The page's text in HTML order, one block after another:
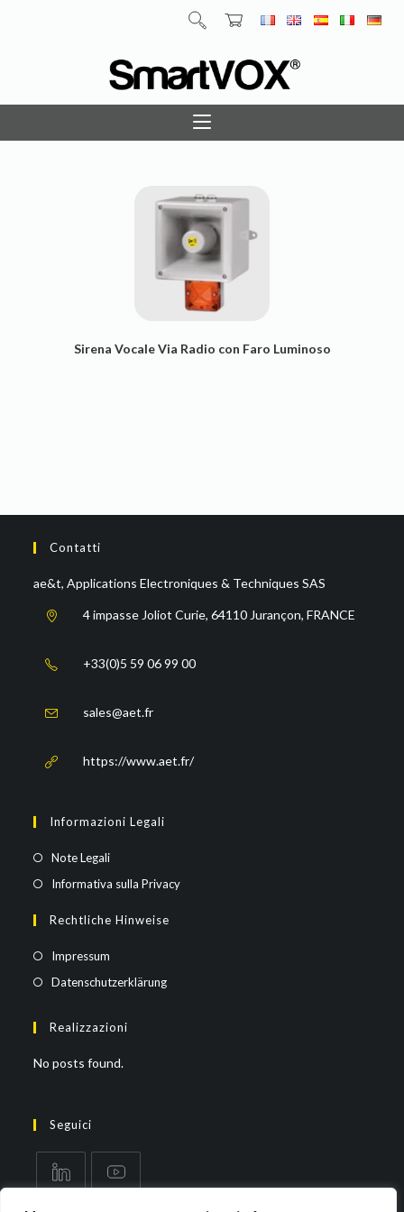
Sirena Vocale Via Radio con Faro Luminoso
Contatti
ae&t, Applications Electroniques & Techniques SAS
4 impasse Joliot Curie, 64110 Jurançon, FRANCE
+33(0)5 59 06 99 00
sales@aet.fr
https://www.aet.fr/
Informazioni Legali
Note Legali
Informativa sulla Privacy
Rechtliche Hinweise
Impressum
Datenschutzerklärung
Realizzazioni
No posts found.
Seguici